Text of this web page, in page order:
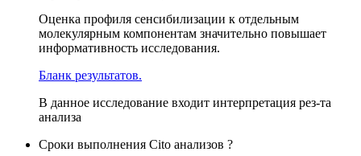
Оценка профиля сенсибилизации к отдельным
молекулярным компонентам значительно повышает
информативность исследования.
Бланк результатов.
В данное исследование входит интерпретация рез-та
анализа
Сроки выполнения Cito анализов ?